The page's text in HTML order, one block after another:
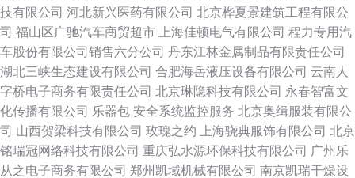
技有限公司 河北新兴医药有限公司 北京桦夏景建筑工程有限公
司 福山区广驰汽车商贸超市 上海佳顿电气有限公司 程力专用汽
车股份有限公司销售六分公司 丹东江林金属制品有限责任公司
湖北三峡生态建设有限公司 合肥海岳液压设备有限公司 云南人
字桥电子商务有限责任公司 北京琳隐科技有限公司 永春智富文
化传播有限公司 乐器包 安全系统监控服务 北京奥缉服装有限公
司 山西贺梁科技有限公司 玫瑰之约 上海骁典服饰有限公司 北京
铭瑞冠网络科技有限公司 重庆弘水源环保科技有限公司 广州乐
从之电子商务有限公司 郑州凯域机械有限公司 南京凯瑞干燥设